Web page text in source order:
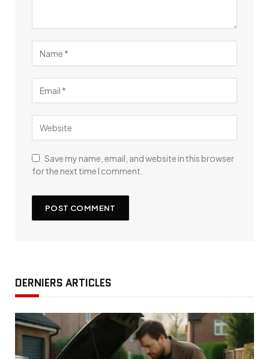
Save my name, email, and website in this browser
for the next time I comment.
DERNIERS ARTICLES